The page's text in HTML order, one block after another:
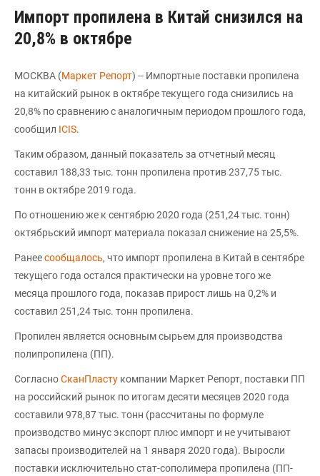
Импорт пропилена в Китай снизился на
20,8% в октябре
МОСКВА (Маркет Репорт) -- Импортные поставки пропилена
на китайский рынок в октябре текущего года снизились на
20,8% по сравнению с аналогичным периодом прошлого года,
сообщил ICIS.
Таким образом, данный показатель за отчетный месяц
составил 188,33 тыс. тонн пропилена против 237,75 тыс.
тонн в октябре 2019 года.
По отношению же к сентябрю 2020 года (251,24 тыс. тонн)
октябрьский импорт материала показал снижение на 25,5%.
Ранеесообщалось, что импорт пропилена в Китай в сентябре
текущего года остался практически на уровне того же
месяца прошлого года, показав прирост лишь на 0,2% и
составил 251,24 тыс. тонн пропилена.
Пропилен является основным сырьем для производства
полипропилена (ПП).
СогласноСканПласту компании Маркет Репорт, поставки ПП
на российский рынок по итогам десяти месяцев 2020 года
составили 978,87 тыс. тонн (рассчитаны по формуле
производство минус экспорт плюс импорт и не учитывают
запасы производителей на 1 января 2020 года). Выросли
поставки исключительно стат-сополимера пропилена (ПП-